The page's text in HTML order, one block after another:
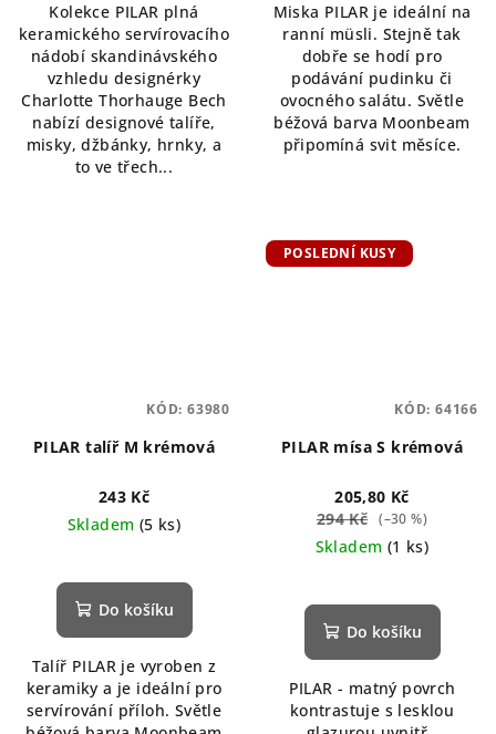
Kolekce PILAR plná
keramického servírovacího
nádobí skandinávského
vzhledu designérky
Charlotte Thorhauge Bech
nabízí designové talíře,
misky, džbánky, hrnky, a
to ve třech...
Miska PILAR je ideální na
ranní müsli. Stejně tak
dobře se hodí pro
podávání pudinku či
ovocného salátu. Světle
béžová barva Moonbeam
připomíná svit měsíce.
PILAR talíř M krémová
243 Kč
Skladem (5 ks)
Do košíku
Talíř PILAR je vyroben z
keramiky a je ideální pro
servírování příloh. Světle
KÓD: 63980
POSLEDNÍ KUSY
PILAR mísa S krémová
205,80 Kč
294 Kč (–30 %)
Skladem (1 ks)
Do košíku
PILAR - matný povrch
kontrastuje s lesklou
KÓD: 64166